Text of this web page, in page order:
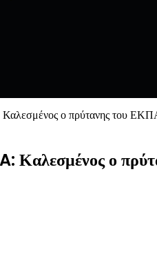
ο πρύτανης του
Καλεσμένος ο